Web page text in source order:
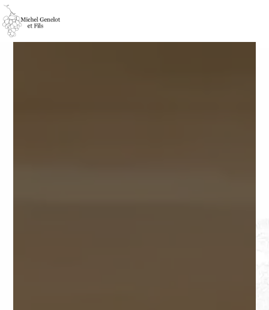
Panneau de gestion des cookies